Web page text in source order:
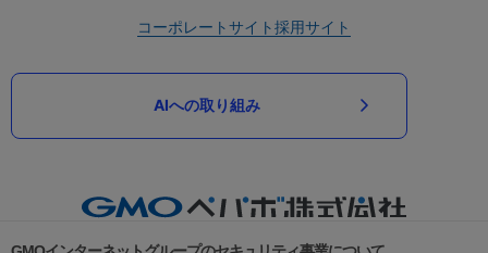
コーポレートサイト採用サイト
AIへの取り組み